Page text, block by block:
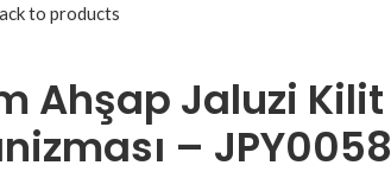
to products
Ahşap Jaluzi Kilit
– JPY0058